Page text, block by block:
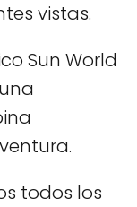
vistas.
Sun World
todos los